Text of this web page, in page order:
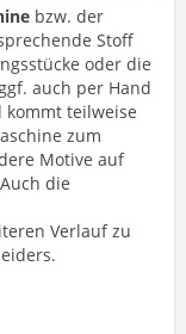
bzw. der
Stoff
oder die
auch per Hand
kommt teilweise
zum
Motive auf
die
Verlauf zu